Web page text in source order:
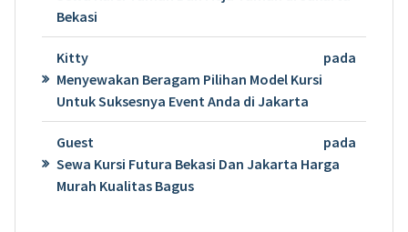
Bekasi
Kitty
pada
Menyewakan Beragam Pilihan Model Kursi
Untuk Suksesnya Event Anda di Jakarta
Guest
pada
Sewa Kursi Futura Bekasi Dan Jakarta Harga
Murah Kualitas Bagus